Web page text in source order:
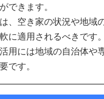
できます。
、空き家の状況や地域
に適用されるべきです
用には地域の自治体や
です。